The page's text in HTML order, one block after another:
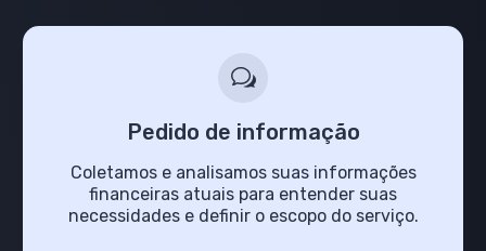
Pedido de informação
Coletamos e analisamos suas informações
financeiras atuais para entender suas
necessidades e definir o escopo do serviço.